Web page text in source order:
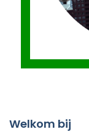
Welkom bij